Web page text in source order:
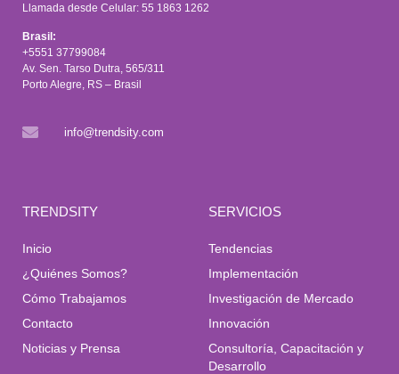
Llamada desde Celular: 55 1863 1262
Brasil:
+5551 37799084
Av. Sen. Tarso Dutra, 565/311
Porto Alegre, RS – Brasil
info@trendsity.com
TRENDSITY
Inicio
¿Quiénes Somos?
Cómo Trabajamos
Contacto
Noticias y Prensa
SERVICIOS
Tendencias
Implementación
Investigación de Mercado
Innovación
Consultoría, Capacitación y
Desarrollo